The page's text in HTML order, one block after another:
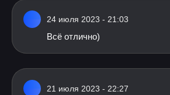
24 июля 2023 - 21:03
Всё отлично)
21 июля 2023 - 22:27